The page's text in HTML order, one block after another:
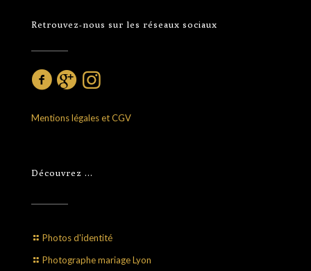
Retrouvez-nous sur les réseaux sociaux
Mentions légales et CGV
Découvrez …
Photos d'identité
Photographe mariage Lyon